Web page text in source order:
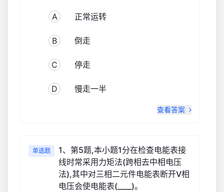
A 正常运转
B 倒走
C 停走
D 慢走一半
查看答案
单选题
1、第5题,本小题1分在检查电能表接
线时常采用力矩法(跨相去中相电压
法),其中对三相二元件电能表断开V相
电压会使电能表(____)。